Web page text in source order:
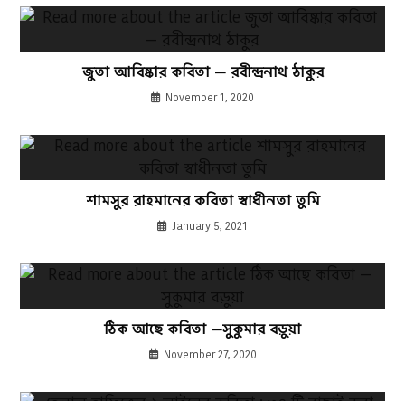
জুতা আবিষ্কার কবিতা — রবীন্দ্রনাথ ঠাকুর
November 1, 2020
শামসুর রাহমানের কবিতা স্বাধীনতা তুমি
January 5, 2021
ঠিক আছে কবিতা —সুকুমার বড়ুয়া
November 27, 2020